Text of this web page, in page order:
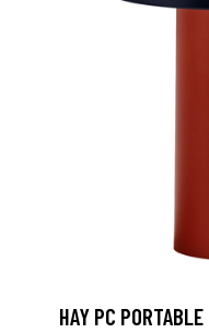
HAY PC